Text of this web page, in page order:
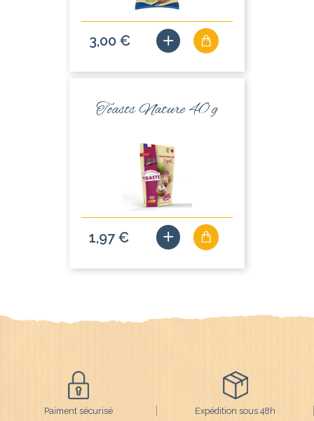
3,00 €
Toasts Nature 40 g
1,97 €
Paiment sécurisé Expédition sous 48h